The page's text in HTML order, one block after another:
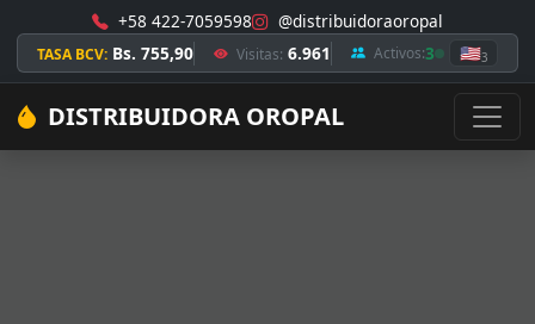
+58 422-7059598 @distribuidoraoropal
TASA BCV: Bs. 755,90 Visitas: 6.961 Activos:3 🇺🇸3
DISTRIBUIDORA OROPAL